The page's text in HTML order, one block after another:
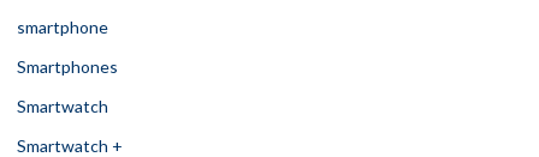
smartphone
Smartphones
Smartwatch
Smartwatch +